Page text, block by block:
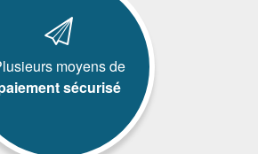
moyens de
sécurisé